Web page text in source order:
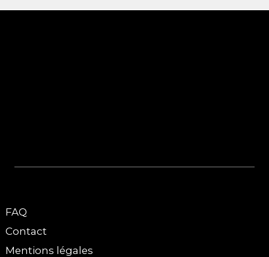
FAQ
Contact
Mentions légales